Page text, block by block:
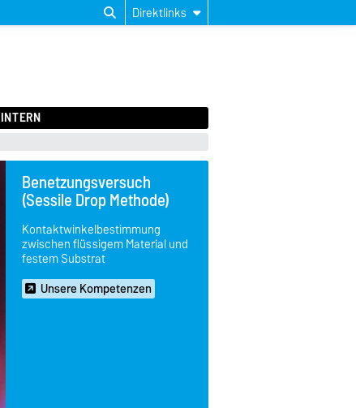
Direktlinks
INTERN
Benetzungsversuch
(Sessile Drop Methode)
Kontaktwinkelbestimmung
zwischen flüssigem Material und
festem Substrat
Unsere Kompetenzen